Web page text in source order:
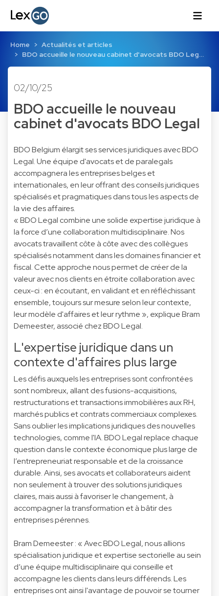
Home
Actualités et articles
BDO accueille le nouveau cabinet d'avocats BDO Leg…
02/10/25
BDO accueille le nouveau
cabinet d'avocats BDO Legal
BDO Belgium élargit ses services juridiques avec BDO
Legal. Une équipe d'avocats et de paralegals
accompagnera les entreprises belges et
internationales, en leur offrant des conseils juridiques
spécialisés et pragmatiques dans tous les aspects de
la vie des affaires.
« BDO Legal combine une solide expertise juridique à
la force d’une collaboration multidisciplinaire. Nos
avocats travaillent côte à côte avec des collègues
spécialisés notamment dans les domaines financier et
fiscal. Cette approche nous permet de créer de la
valeur avec nos clients en étroite collaboration avec
ceux-ci : en écoutant, en validant et en réfléchissant
ensemble, toujours sur mesure selon leur contexte,
leur modèle d'affaires et leur rythme », explique Bram
Demeester, associé chez BDO Legal.
L'expertise juridique dans un
contexte d'affaires plus large
Les défis auxquels les entreprises sont confrontées
sont nombreux, allant des fusions-acquisitions,
restructurations et transactions immobilières aux RH,
marchés publics et contrats commerciaux complexes.
Sans oublier les implications juridiques des nouvelles
technologies, comme l'IA. BDO Legal replace chaque
question dans le contexte économique plus large de
l’entrepreneuriat responsable et de la croissance
durable. Ainsi, ses avocats et collaborateurs aident
non seulement à trouver des solutions juridiques
claires, mais aussi à favoriser le changement, à
accompagner la transformation et à bâtir des
entreprises pérennes.
Bram Demeester : « Avec BDO Legal, nous allions
spécialisation juridique et expertise sectorielle au sein
d’une équipe multidisciplinaire qui conseille et
accompagne les clients dans leurs différends. Les
entreprises ont ainsi l'avantage de pouvoir se tourner